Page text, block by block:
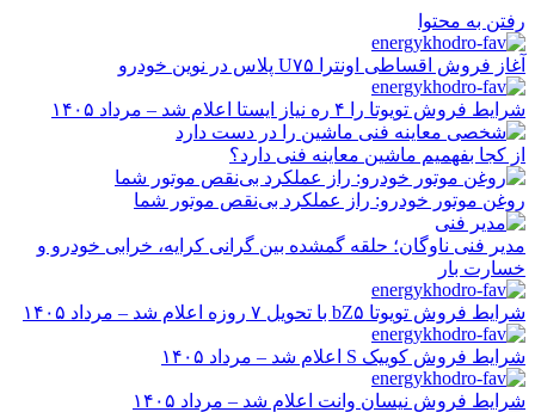
رفتن به محتوا
آغاز فروش اقساطی اونترا U۷۵ پلاس در نوین خودرو
شرایط فروش تویوتا را ۴ ره نیاز ایستا اعلام شد – مرداد ۱۴۰۵
از کجا بفهمیم ماشین معاینه فنی دارد؟
روغن موتور خودرو: راز عملکرد بی‌نقص موتور شما
مدیر فنی ناوگان؛ حلقه گمشده بین گرانی کرایه، خرابی خودرو و
خسارت بار
شرایط فروش تویوتا bZ۵ با تحویل ۷ روزه اعلام شد – مرداد ۱۴۰۵
شرایط فروش کوییک S اعلام شد – مرداد ۱۴۰۵
شرایط فروش نیسان وانت اعلام شد – مرداد ۱۴۰۵